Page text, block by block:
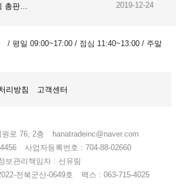
총판… 2019-12-24
/ 평일 09:00~17:00 / 점심 11:40~13:00 / 주말
리방침 고객센터
로 76, 2층
hanatradeinc@naver.com
사업자등록번호 : 704-88-02660
보관리책임자 : 선유림
전북군산-0649호
팩스 : 063-715-4025